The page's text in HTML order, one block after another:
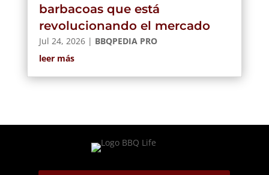
barbacoas que está
revolucionando el mercado
Jul 24, 2026| BBQPEDIA PRO
leer más